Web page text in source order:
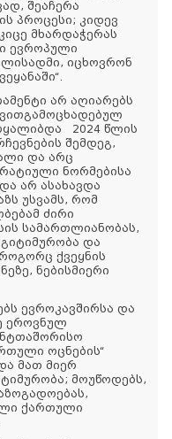
შეაჩერა
პროცესი; კიდევ
მხარდაჭერას
ევროპული
იცხოვრონ
არ აღიარებს
2024 წლის
შემდეგ,
და არც
ნორმებისა
არ ასახავდა
უსვამს, რომ
ძირი
სამართლიანობას,
და
ქვეყნის
ნებისმიერი
ევროკავშირსა და
ეროვნულ
ოცნების“
მათ მიერ
მოუწოდებს,
ქართული